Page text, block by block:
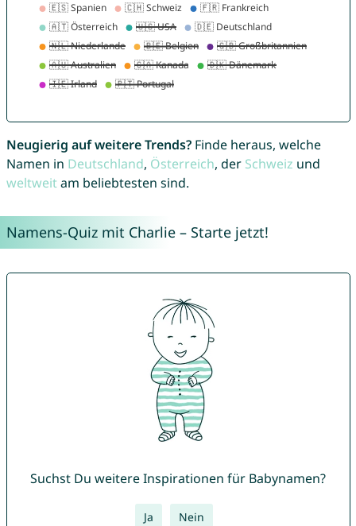
Neugierig auf weitere Trends?Finde heraus, welche
Namen in Deutschland, Österreich, der Schweiz und
weltweitam beliebtesten sind.
Namens-Quiz mit Charlie – Starte jetzt!
Suchst Du weitere Inspirationen für Babynamen?
Ja Nein